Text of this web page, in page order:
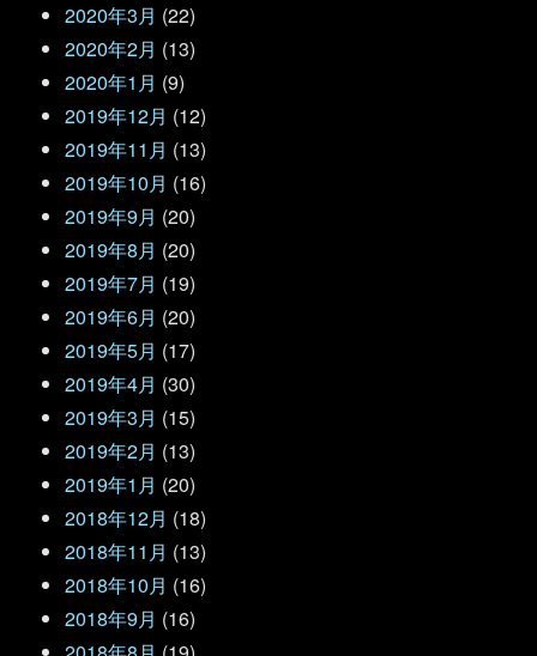
2020年3月 (22)
2020年2月 (13)
2020年1月 (9)
2019年12月 (12)
2019年11月 (13)
2019年10月 (16)
2019年9月 (20)
2019年8月 (20)
2019年7月 (19)
2019年6月 (20)
2019年5月 (17)
2019年4月 (30)
2019年3月 (15)
2019年2月 (13)
2019年1月 (20)
2018年12月 (18)
2018年11月 (13)
2018年10月 (16)
2018年9月 (16)